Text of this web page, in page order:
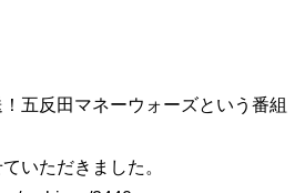
五反田マネーウォーズという番組
いただきました。